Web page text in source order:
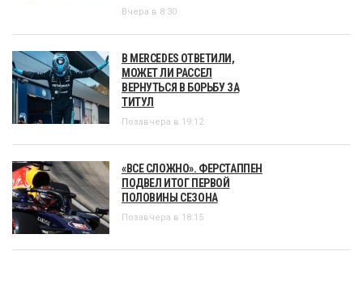
Вчера в 8:30
В MERCEDES ОТВЕТИЛИ,
МОЖЕТ ЛИ РАССЕЛ
ВЕРНУТЬСЯ В БОРЬБУ ЗА
ТИТУЛ
Позавчера в 19:12
«ВСЕ СЛОЖНО». ФЕРСТАППЕН
ПОДВЕЛ ИТОГ ПЕРВОЙ
ПОЛОВИНЫ СЕЗОНА
Позавчера в 18:15